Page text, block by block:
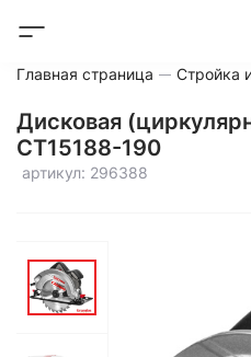
Главная страница Стройка
Дисковая
CT15188-190
артикул: 296388